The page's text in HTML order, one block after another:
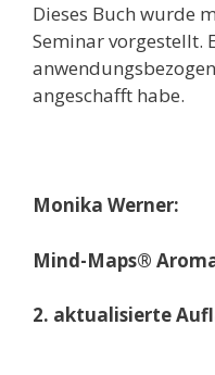
Dieses Buch wurde
Seminar vorgestellt.
angeschafft habe.
Monika Werner:
Mind-Maps®
2. aktualisierte